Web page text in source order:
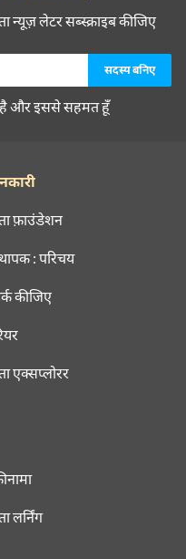
न्यूज़ लेटर सब्स्क्राइब कीजिए
और इससे सहमत हूँ
फ़ाउंडेशन
: परिचय
कीजिए
एक्सप्लोरर
लर्निंग